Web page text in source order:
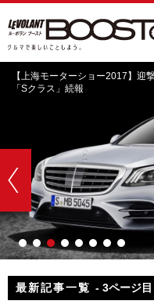
【上海モーターショー
ト」詳報
最新記事一覧 - 3ページ目